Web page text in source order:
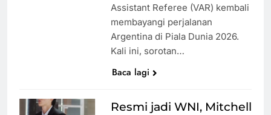
Assistant Referee (VAR) kembali
membayangi perjalanan
Argentina di Piala Dunia 2026.
Kali ini, sorotan…
Baca lagi
Resmi jadi WNI, Mitchell